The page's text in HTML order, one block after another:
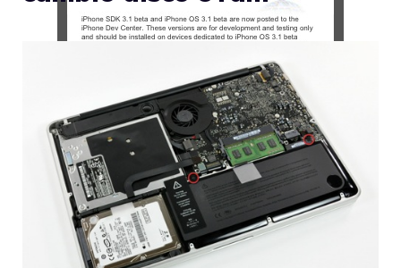
Solo qualche ora fa ci chiedevano quando
sarebbe arrivato il prossimo aggiornamento
di iPhone OS